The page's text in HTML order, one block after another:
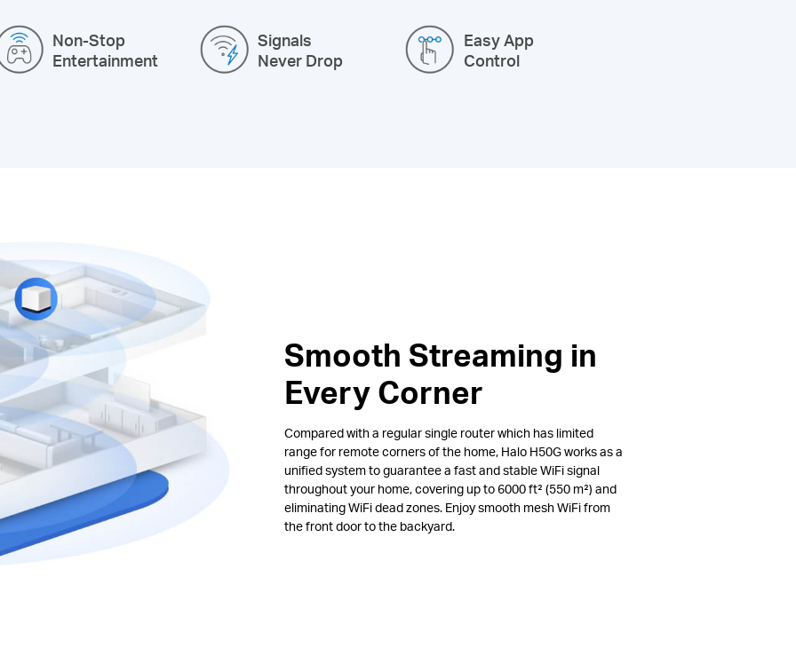
Non-Stop
Entertainment
Signals
Never Drop
Easy App
Control
Smooth Streaming in
Every Corner
Compared with a regular single router which has limited
range for remote corners of the home, Halo H50G works as a
unified system to guarantee a fast and stable WiFi signal
throughout your home, covering up to 6000 ft² (550 m²) and
eliminating WiFi dead zones. Enjoy smooth mesh WiFi from
the front door to the backyard.